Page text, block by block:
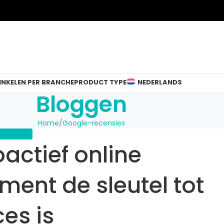
PER BRANCHEPRODUCT TYPE NEDERLANDS
Bloggen
Home Google-recensies
online
de sleutel tot
is